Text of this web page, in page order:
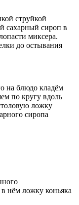
струйкой
сахарный сироп в
миксера.
до остывания
на блюдо кладём
по кругу вдоль
ложку
сиропа
нём ложку коньяка